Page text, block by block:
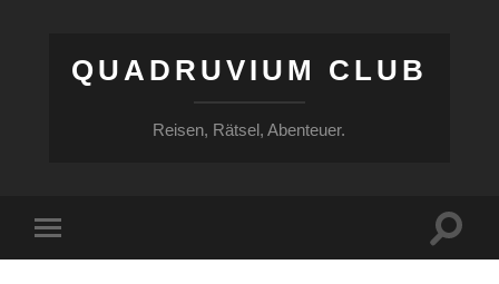
QUADRUVIUM CLUB
Reisen, Rätsel, Abenteuer.
Menü